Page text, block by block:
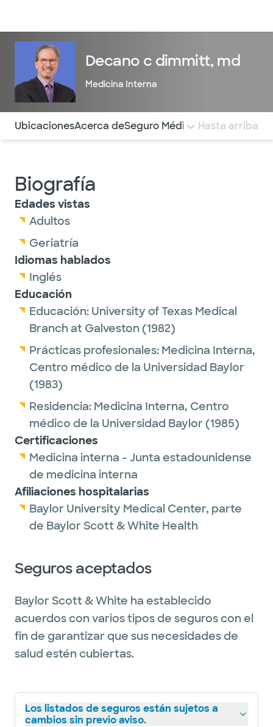
Decano c dimmitt, md
Medicina Interna
Utilice esta navegación para saltar rápidamente a
UbicacionesAcerca deSeguro Médico COMENTARIOS
Hasta arriba
Biografía
Edades vistas
Adultos
Geriatría
Idiomas hablados
Inglés
Educación
Educación: University of Texas Medical
Branch at Galveston (1982)
Prácticas profesionales: Medicina Interna,
Centro médico de la Universidad Baylor
(1983)
Residencia: Medicina Interna, Centro
médico de la Universidad Baylor (1985)
Certificaciones
Medicina interna - Junta estadounidense
de medicina interna
Afiliaciones hospitalarias
Baylor University Medical Center, parte
de Baylor Scott & White Health
Seguros aceptados
Baylor Scott & White ha establecido
acuerdos con varios tipos de seguros con el
fin de garantizar que sus necesidades de
salud estén cubiertas.
Los listados de seguros están sujetos a
cambios sin previo aviso.